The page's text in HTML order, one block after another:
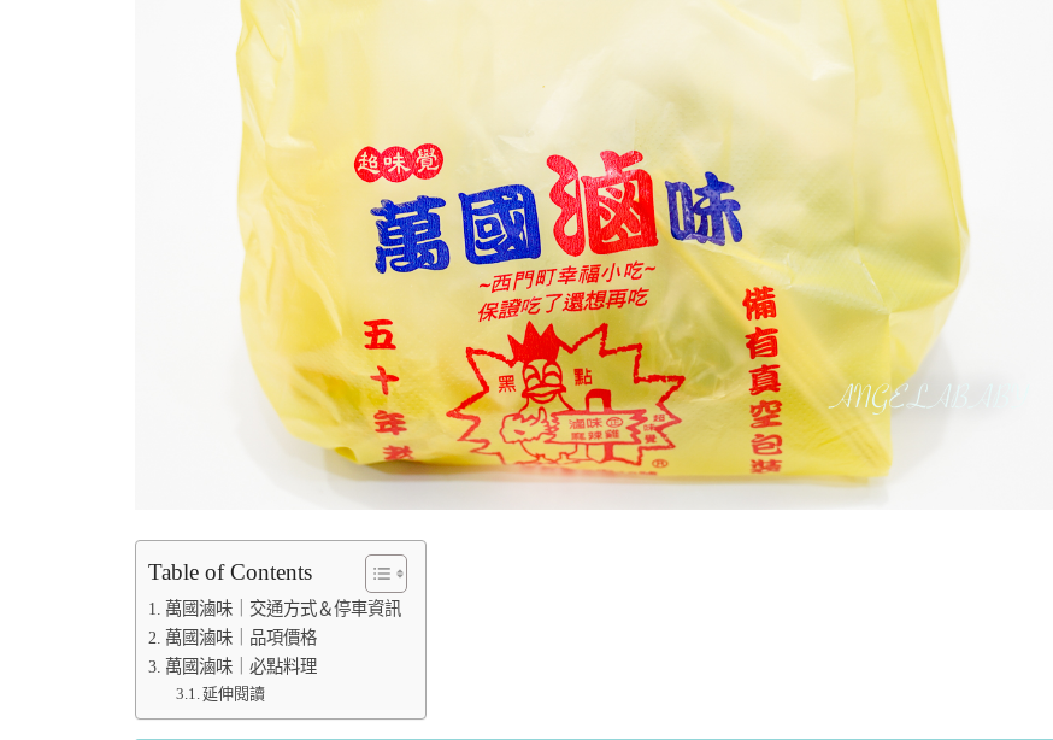
Table of Contents
萬國滷味｜交通方式＆停車資訊
萬國滷味｜品項價格
萬國滷味｜必點料理
延伸閱讀